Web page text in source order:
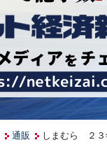
通販 しまむら ２３